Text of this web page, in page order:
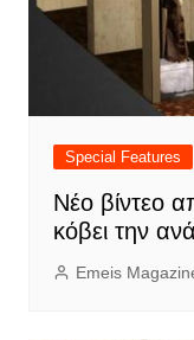
Special Features
Νέο βίντεο
κόβει την
Emeis